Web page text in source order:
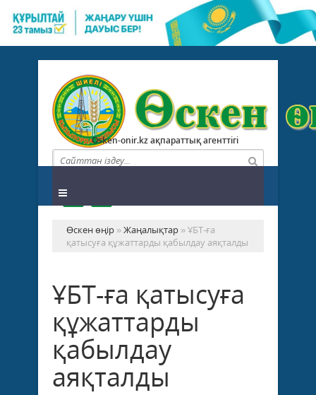
Osken-onir.kz ақпараттық агенттігі
Өскен өңір »Жаңалықтар » ҰБТ-ға
қатысуға құжаттарды қабылдау аяқталды
ҰБТ-ға қатысуға
құжаттарды
қабылдау
аяқталды